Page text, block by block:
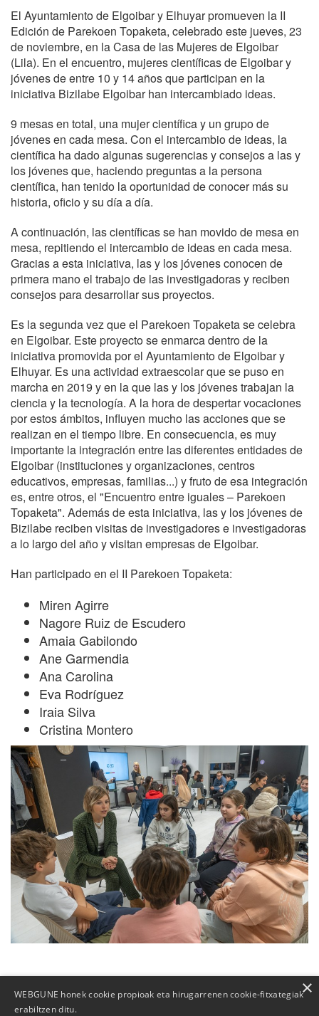
El Ayuntamiento de Elgoibar y Elhuyar promueven la II
Edición de Parekoen Topaketa, celebrado este jueves, 23
de noviembre, en la Casa de las Mujeres de Elgoibar
(Lila). En el encuentro, mujeres científicas de Elgoibar y
jóvenes de entre 10 y 14 años que participan en la
iniciativa Bizilabe Elgoibar han intercambiado ideas.
9 mesas en total, una mujer científica y un grupo de
jóvenes en cada mesa. Con el intercambio de ideas, la
científica ha dado algunas sugerencias y consejos a las y
los jóvenes que, haciendo preguntas a la persona
científica, han tenido la oportunidad de conocer más su
historia, oficio y su día a día.
A continuación, las científicas se han movido de mesa en
mesa, repitiendo el intercambio de ideas en cada mesa.
Gracias a esta iniciativa, las y los jóvenes conocen de
primera mano el trabajo de las investigadoras y reciben
consejos para desarrollar sus proyectos.
Es la segunda vez que el Parekoen Topaketa se celebra
en Elgoibar. Este proyecto se enmarca dentro de la
iniciativa promovida por el Ayuntamiento de Elgoibar y
Elhuyar. Es una actividad extraescolar que se puso en
marcha en 2019 y en la que las y los jóvenes trabajan la
ciencia y la tecnología. A la hora de despertar vocaciones
por estos ámbitos, influyen mucho las acciones que se
realizan en el tiempo libre. En consecuencia, es muy
importante la integración entre las diferentes entidades de
Elgoibar (instituciones y organizaciones, centros
educativos, empresas, familias...) y fruto de esa integración
es, entre otros, el "Encuentro entre iguales – Parekoen
Topaketa". Además de esta iniciativa, las y los jóvenes de
Bizilabe reciben visitas de investigadores e investigadoras
a lo largo del año y visitan empresas de Elgoibar.
Han participado en el II Parekoen Topaketa:
Miren Agirre
Nagore Ruiz de Escudero
Amaia Gabilondo
Ane Garmendia
Ana Carolina
Eva Rodríguez
Iraia Silva
Cristina Montero
WEBGUNE honek cookie propioak eta hirugarrenen cookie-fitxategiak
erabiltzen ditu.
×